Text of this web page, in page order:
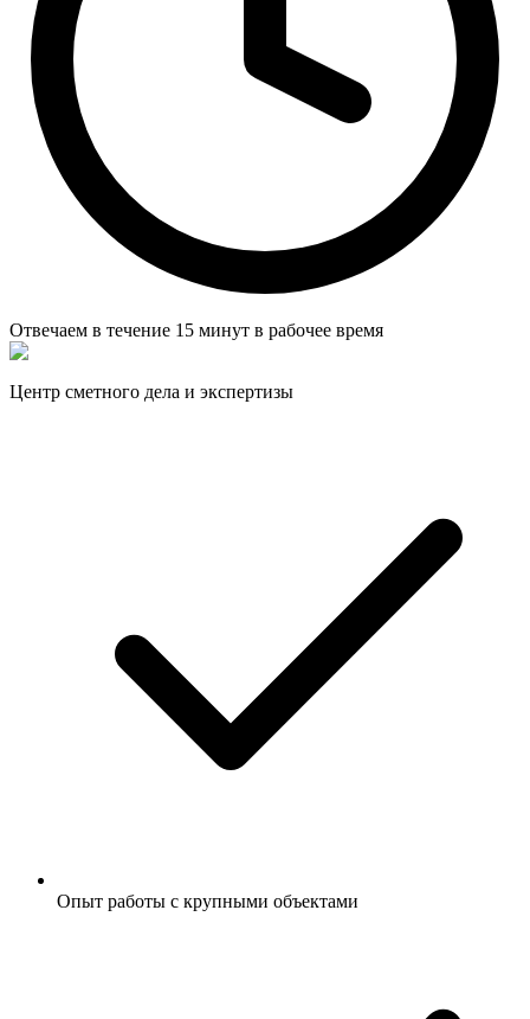
Отвечаем в течение 15 минут в рабочее время
Центр сметного дела и экспертизы
Опыт работы с крупными объектами